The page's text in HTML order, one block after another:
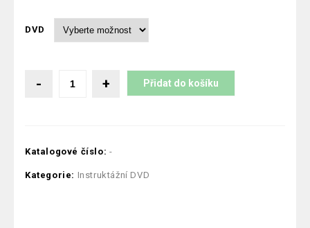
DVD
Přidat do košíku
Katalogové číslo: -
Kategorie: Instruktážní DVD